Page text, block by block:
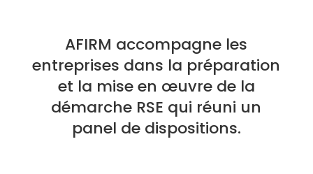
AFIRM accompagne les
entreprises dans la préparation
et la mise en œuvre de la
démarche RSE qui réuni un
panel de dispositions.